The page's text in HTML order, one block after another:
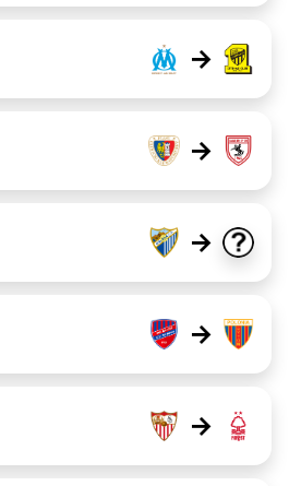
→
→
→
→
→